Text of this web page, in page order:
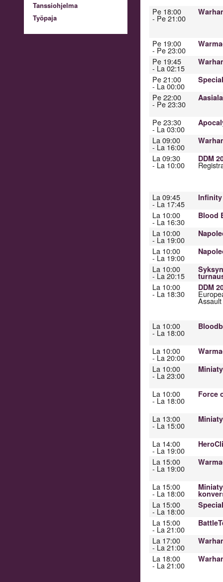
Tanssiohjelma
Työpaja
Pe 18:00
- Pe 21:00
Pe 19:00
- Pe 23:00
Pe 19:45
- La 02:15
Pe 21:00
- La 00:00
Pe 22:00
- Pe 23:30
Pe 23:30
- La 03:00
La 09:00
- La 16:00
La 09:30
- La 10:00
DDM
La 09:45
- La 17:45
La 10:00
- La 16:30
Blood
La 10:00
- La 19:00
La 10:00
- La 19:00
La 10:00
- La 20:15
La 10:00
- La 18:30
DDM
Assault
La 10:00
- La 18:00
La 10:00
- La 20:00
La 10:00
- La 23:00
La 10:00
- La 18:00
Force
La 13:00
- La 15:00
La 14:00
- La 19:00
La 15:00
- La 19:00
La 15:00
- La 18:00
La 15:00
- La 18:00
La 15:00
- La 21:00
La 17:00
- La 21:00
La 18:00
- La 21:00